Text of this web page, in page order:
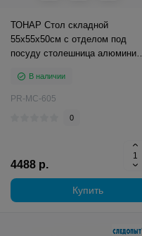
ТОНАР Стол складной
55x55x50см с отделом под
посуду столешница алюминий
В наличии
PR-MC-605
0
4488 р.
Купить